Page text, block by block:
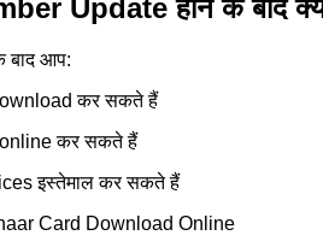
Update होने के बाद
बाद आप:
कर सकते हैं
कर सकते हैं
इस्तेमाल कर सकते हैं
Card Download Online